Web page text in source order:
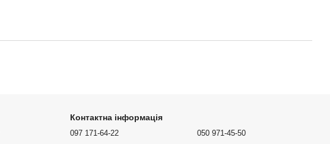
Контактна інформація
097 171-64-22
050 971-45-50